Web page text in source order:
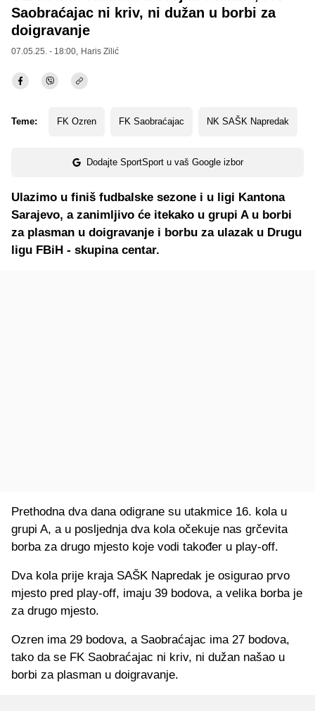
Saobraćajac ni kriv, ni dužan u borbi za
doigravanje
07.05.25. - 18:00, Haris Zilić
Teme: FK Ozren FK Saobraćajac NK SAŠK Napredak
Dodajte SportSport u vaš Google izbor
Ulazimo u finiš fudbalske sezone i u ligi Kantona
Sarajevo, a zanimljivo će itekako u grupi A u borbi
za plasman u doigravanje i borbu za ulazak u Drugu
ligu FBiH - skupina centar.
Prethodna dva dana odigrane su utakmice 16. kola u
grupi A, a u posljednja dva kola očekuje nas grčevita
borba za drugo mjesto koje vodi također u play-off.
Dva kola prije kraja SAŠK Napredak je osigurao prvo
mjesto pred play-off, imaju 39 bodova, a velika borba je
za drugo mjesto.
Ozren ima 29 bodova, a Saobraćajac ima 27 bodova,
tako da se FK Saobraćajac ni kriv, ni dužan našao u
borbi za plasman u doigravanje.